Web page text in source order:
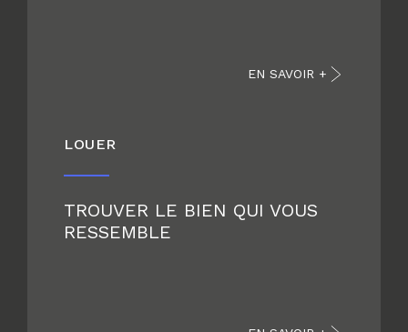
EN SAVOIR +
LOUER
TROUVER LE BIEN QUI VOUS
RESSEMBLE